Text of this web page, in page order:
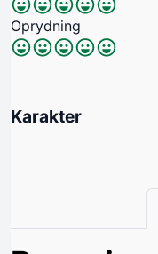
Oprydning
Karakter